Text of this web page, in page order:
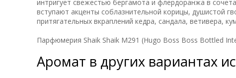
интригует свежестью бергамота и флердоранжа в
вступают акценты соблазнительной корицы, душистой
притягательных вкраплений кедра, сандала, ветивера,
Парфюмерия Shaik Shaik M291 (Hugo Boss Boss Bottled
Аромат в других вариантах